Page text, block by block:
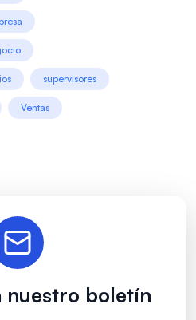
supervisores
Ventas
nuestro boletín